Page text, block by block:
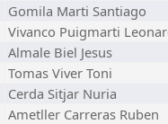
Gomila Marti Santiago
Vivanco Puigmarti
Almale Biel Jesus
Tomas Viver Toni
Cerda Sitjar Nuria
Ametller Carreras Ruben